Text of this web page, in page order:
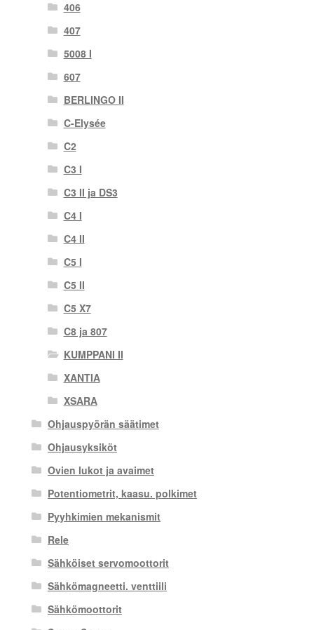
406
407
5008 I
607
BERLINGO II
C-Elysée
C2
C3 I
C3 II ja DS3
C4 I
C4 II
C5 I
C5 II
C5 X7
C8 ja 807
KUMPPANI II
XANTIA
XSARA
Ohjauspyörän säätimet
Ohjausyksiköt
Ovien lukot ja avaimet
Potentiometrit, kaasu. polkimet
Pyyhkimien mekanismit
Rele
Sähköiset servomoottorit
Sähkömagneetti. venttiili
Sähkömoottorit